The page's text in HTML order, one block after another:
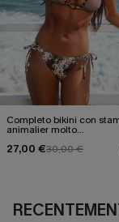
Completo bikini con
animalier molto
27,00 €30,00 €